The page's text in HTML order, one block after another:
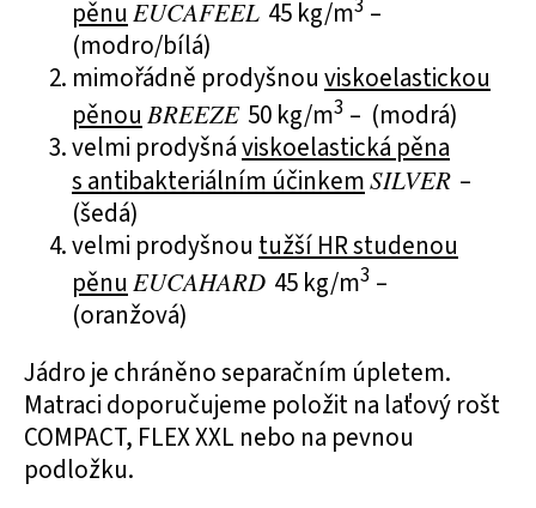
pěnu EUCAFEEL 45 kg/m –
(modro/bílá)
mimořádně prodyšnou viskoelastickou
pěnou BREEZE 50 kg/m3 – (modrá)
velmi prodyšnáviskoelastická pěna
s antibakteriálním účinkemSILVER –
(šedá)
velmi prodyšnou tužší HR studenou
pěnu EUCAHARD 45 kg/m3 –
(oranžová)
Jádro je chráněno separačním úpletem.
Matraci doporučujeme položit na laťový rošt
COMPACT, FLEX XXL nebo na pevnou
podložku.